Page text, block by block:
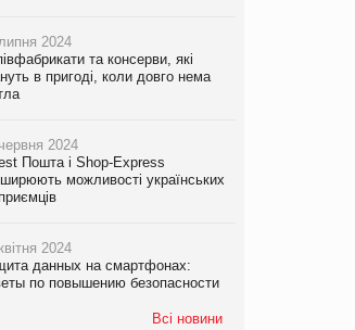
Російська атака 5 серпня
наймасштабніших ударів
2024
та консерви, які
в пригоді, коли довго нема
2024
Пошта і Shop-Express
можливості українських
2024
данных на смартфонах:
по повышению безопасности
Всі новини